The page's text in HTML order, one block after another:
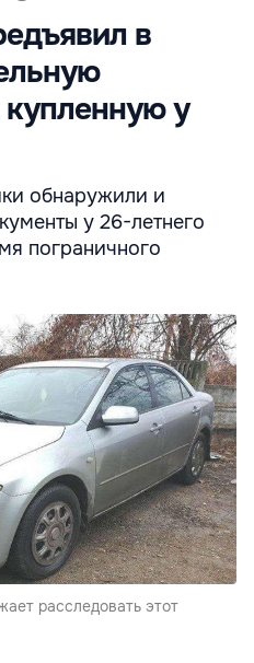
в
купленную у
обнаружили и
у 26-летнего
пограничного
расследовать этот